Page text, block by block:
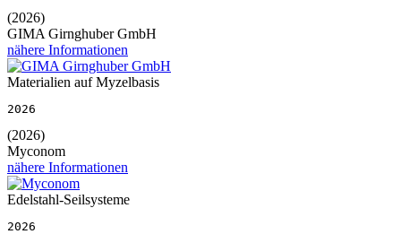
(2026)
GIMA Girnghuber GmbH
nähere Informationen
Materialien auf Myzelbasis
2026
(2026)
Myconom
nähere Informationen
Edelstahl-Seilsysteme
2026